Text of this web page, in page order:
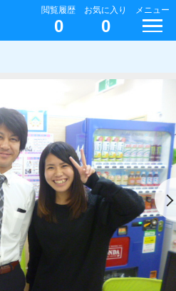
閲覧履歴
0
お気に入り
0
メニュー